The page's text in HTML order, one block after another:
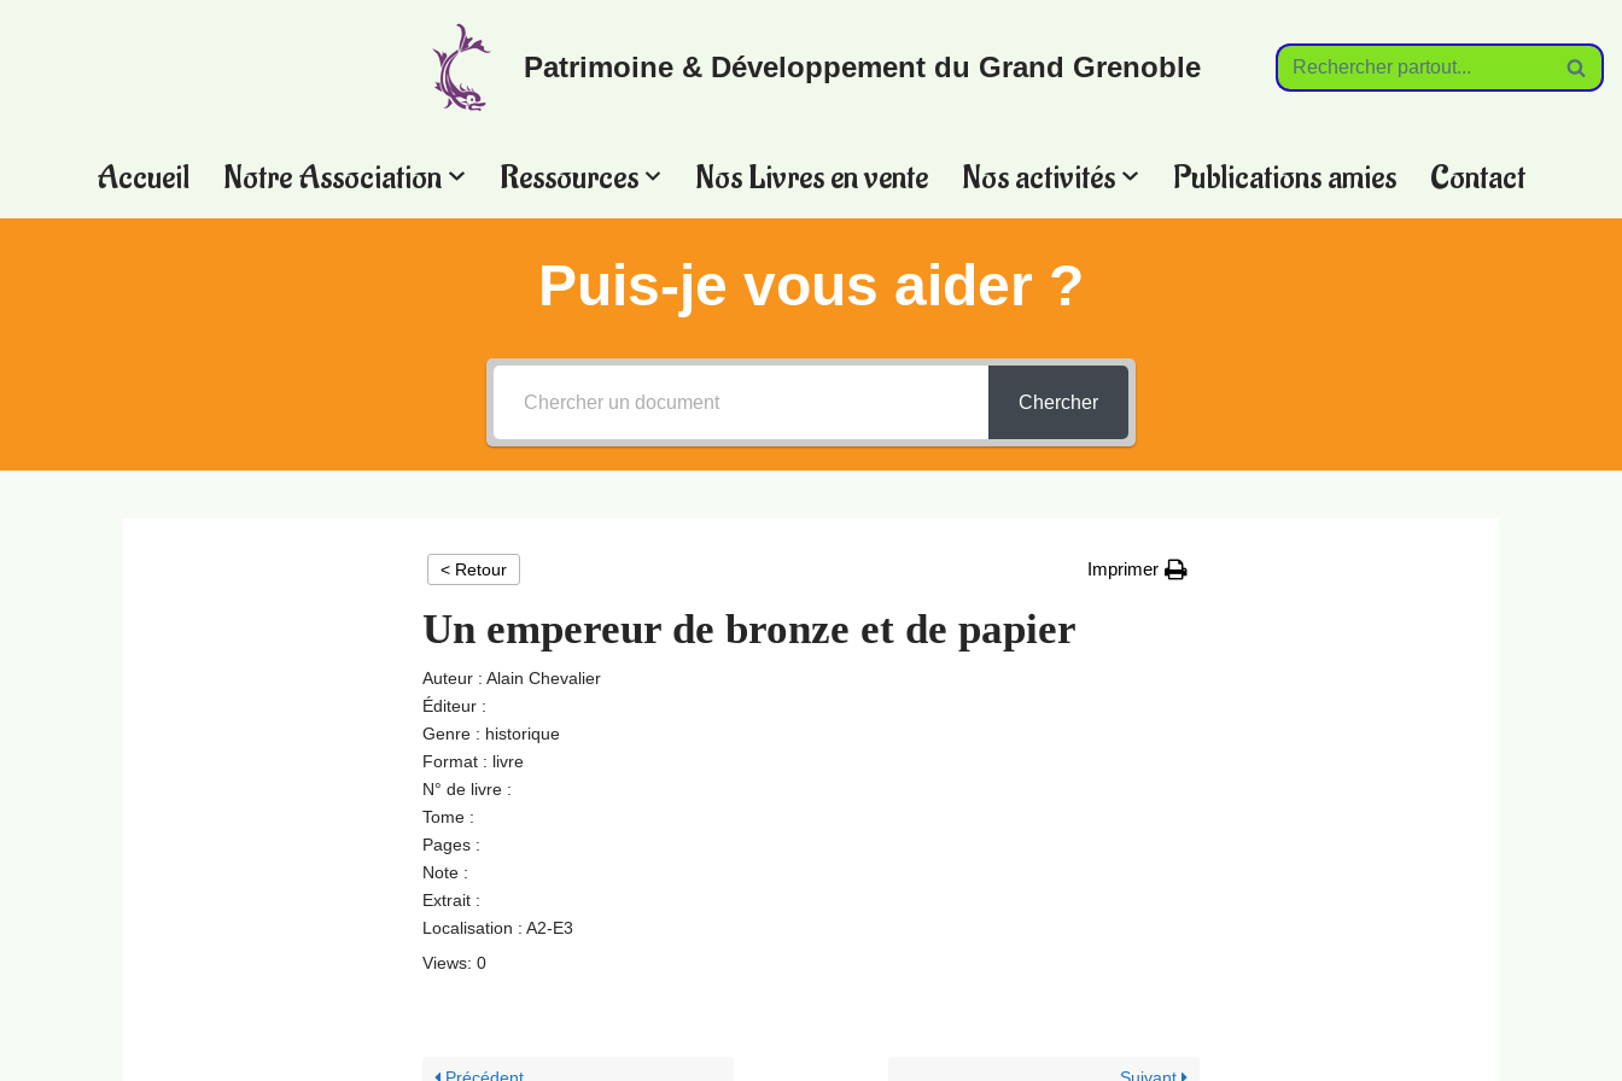
Patrimoine & Développement du Grand Grenoble
Accueil Notre Association Ressources Nos Livres en vente Nos activités Publications amies Contact
Puis-je vous aider ?
Chercher
< Retour Imprimer
Un empereur de bronze et de papier
Auteur : Alain Chevalier
Éditeur :
Genre : historique
Format : livre
N° de livre :
Tome :
Pages :
Note :
Extrait :
Localisation : A2-E3
Views: 0